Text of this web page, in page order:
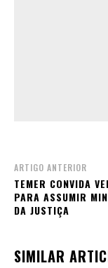
ARTIGO ANTERIOR
TEMER CONVIDA
PARA ASSUMIR
DA JUSTIÇA
SIMILAR